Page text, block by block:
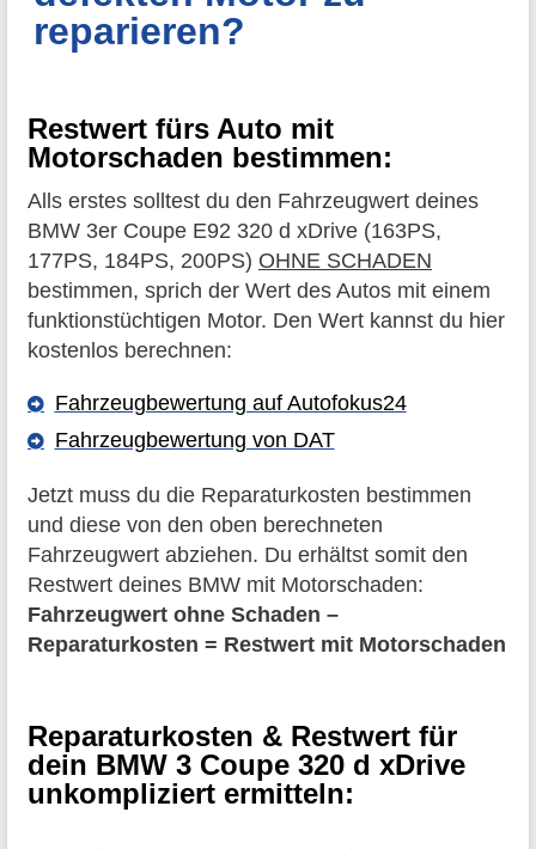
reparieren?
Restwert fürs Auto mit
Motorschaden bestimmen:
Alls erstes solltest du den Fahrzeugwert deines
BMW 3er Coupe E92 320 d xDrive (163PS,
177PS, 184PS, 200PS) OHNE SCHADEN
bestimmen, sprich der Wert des Autos mit einem
funktionstüchtigen Motor. Den Wert kannst du hier
kostenlos berechnen:
Fahrzeugbewertung auf Autofokus24
Fahrzeugbewertung von DAT
Jetzt muss du die Reparaturkosten bestimmen
und diese von den oben berechneten
Fahrzeugwert abziehen. Du erhältst somit den
Restwert deines BMW mit Motorschaden:
Fahrzeugwert ohne Schaden –
Reparaturkosten = Restwert mit Motorschaden
Reparaturkosten & Restwert für
dein BMW 3 Coupe 320 d xDrive
unkompliziert ermitteln: